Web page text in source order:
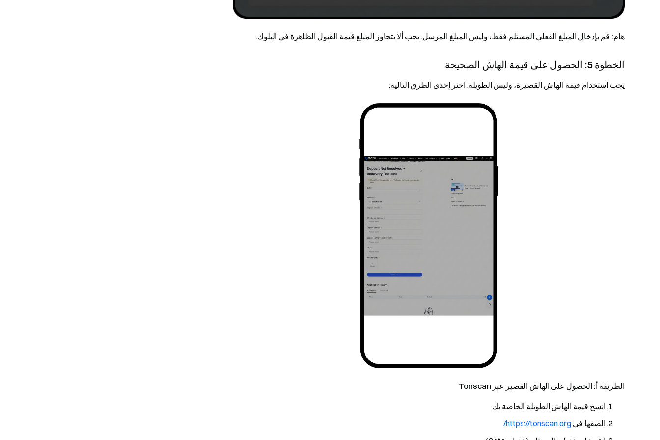
هام: قم بإدخال المبلغ الفعلي المستلم فقط، وليس المبلغ المرسل. يجب ألا يتجاوز المبلغ قيمة القبول الظاهرة في البلوك.
الخطوة 5: الحصول على قيمة الهاش الصحيحة
يجب استخدام قيمة الهاش القصيرة، وليس الطويلة. اختر إحدى الطرق التالية:
الطريقة أ: الحصول على الهاش القصير عبر Tonscan
انسخ قيمة الهاش الطويلة الخاصة بك
الصقها في https://tonscan.org/